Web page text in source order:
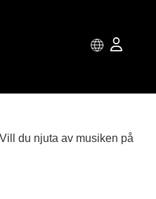
du njuta av musiken på